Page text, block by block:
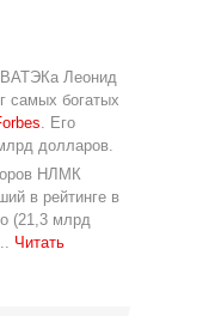
Леонид
самых богатых
. Его
долларов.
НЛМК
в рейтинге в
(21,3 млрд
Читать